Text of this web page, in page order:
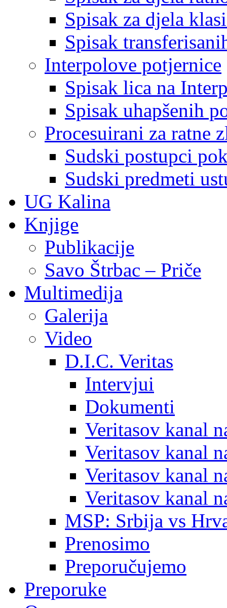
Spisak za djela
Spisak
Interpolove potjernice
Spisak lica na
Spisak uhapšenih
Procesuirani za ratne
Sudski postupci
Sudski predmeti
UG Kalina
Knjige
Publikacije
Savo Štrbac – Priče
Multimedija
Galerija
Video
D.I.C. Veritas
Intervjui
Dokumenti
Veritasov kanal
Veritasov kanal
Veritasov kanal
Veritasov kanal
MSP: Srbija vs
Prenosimo
Preporučujemo
Preporuke